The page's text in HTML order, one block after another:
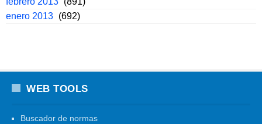
enero 2013 (692)
WEB TOOLS
Buscador de normas